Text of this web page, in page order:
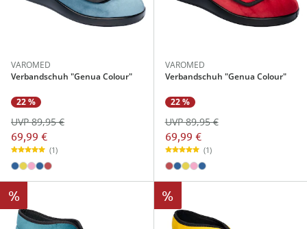
VAROMED
Verbandschuh "Genua Colour"
22 %
69,99 €
UVP 89,95 €
(1)
VAROMED
Verbandschuh "Genua Colour"
22 %
69,99 €
UVP 89,95 €
(1)
% %